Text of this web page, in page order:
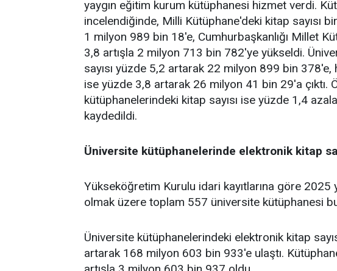
yaygın eğitim kurum kütüphanesi hizmet verdi.
incelendiğinde, Milli Kütüphane'deki kitap sayısı
1 milyon 989 bin 18'e, Cumhurbaşkanlığı Millet
3,8 artışla 2 milyon 713 bin 782'ye yükseldi.
sayısı yüzde 5,2 artarak 22 milyon 899 bin 378'e,
ise yüzde 3,8 artarak 26 milyon 41 bin 29'a çıktı.
kütüphanelerindeki kitap sayısı ise yüzde 1,4
kaydedildi.
Üniversite kütüphanelerinde elektronik kitap
Yükseköğretim Kurulu idari kayıtlarına göre 2025
olmak üzere toplam 557 üniversite kütüphanesi
Üniversite kütüphanelerindeki elektronik kitap
artarak 168 milyon 603 bin 933'e ulaştı.